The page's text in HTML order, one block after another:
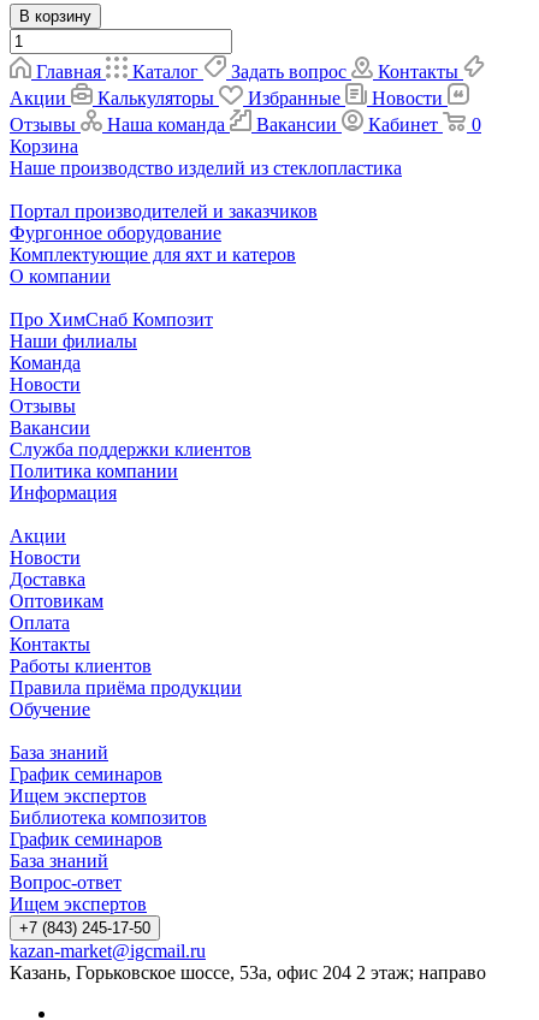
В корзину
Главная Каталог Задать вопрос
Контакты
Акции
Калькуляторы Избранные
Новости
Отзывы
Наша команда Вакансии Кабинет
0
Корзина
Наше производство изделий из стеклопластика
Портал производителей и заказчиков
Фургонное оборудование
Комплектующие для яхт и катеров
О компании
Про ХимСнаб Композит
Наши филиалы
Команда
Новости
Отзывы
Вакансии
Служба поддержки клиентов
Политика компании
Информация
Акции
Новости
Доставка
Оптовикам
Оплата
Контакты
Работы клиентов
Правила приёма продукции
Обучение
База знаний
График семинаров
Ищем экспертов
Библиотека композитов
График семинаров
База знаний
Вопрос-ответ
Ищем экспертов
+7 (843) 245-17-50
kazan-market@igcmail.ru
Казань, ​Горьковское шоссе, 53а, офис 204 2 этаж; направо